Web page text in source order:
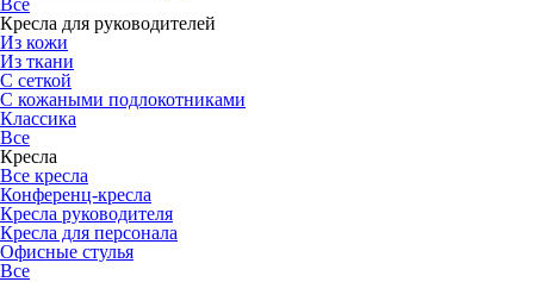
Все
Кресла для руководителей
Из кожи
Из ткани
С сеткой
С кожаными подлокотниками
Классика
Все
Кресла
Все кресла
Конференц-кресла
Кресла руководителя
Кресла для персонала
Офисные стулья
Все